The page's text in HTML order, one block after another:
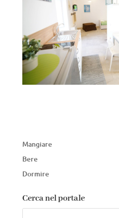
Mangiare
Bere
Dormire
Cerca nel portale